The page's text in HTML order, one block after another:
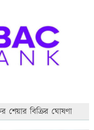
শেয়ার বিক্রির ঘোষণা